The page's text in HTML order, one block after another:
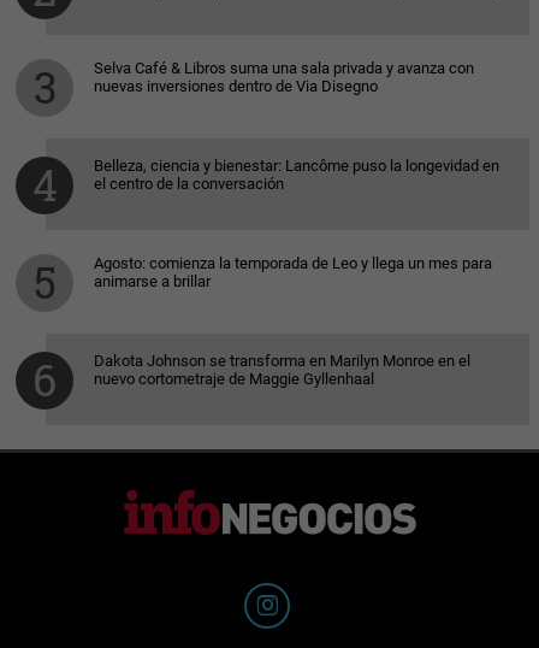
Selva Café & Libros suma una sala privada y avanza con
nuevas inversiones dentro de Via Disegno
Belleza, ciencia y bienestar: Lancôme puso la longevidad en
el centro de la conversación
Agosto: comienza la temporada de Leo y llega un mes para
animarse a brillar
Dakota Johnson se transforma en Marilyn Monroe en el
nuevo cortometraje de Maggie Gyllenhaal